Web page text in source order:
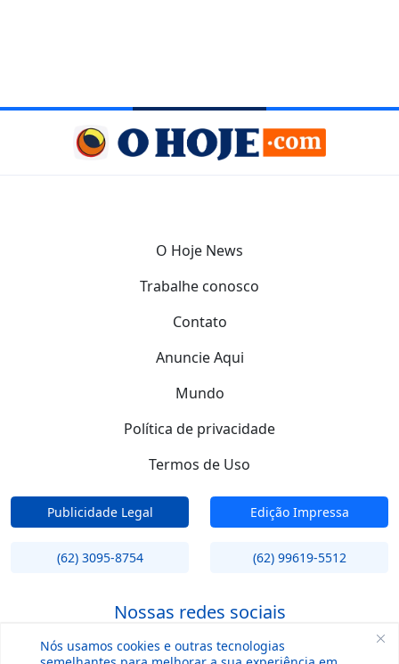
Nós usamos cookies e outras tecnologias
O Hoje News
Trabalhe conosco
Contato
Anuncie Aqui
Mundo
Política de privacidade
Termos de Uso
Publicidade Legal Edição Impressa
(62) 3095-8754 (62) 99619-5512
Nossas redes sociais